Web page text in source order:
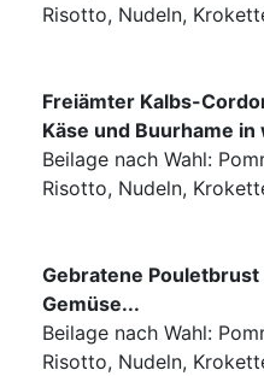
Risotto, Nudeln,
Freiämter Kalbs-
Käse und Buurhame
Beilage nach Wahl:
Risotto, Nudeln,
Gebratene
Gemüse...
Beilage nach Wahl:
Risotto, Nudeln,